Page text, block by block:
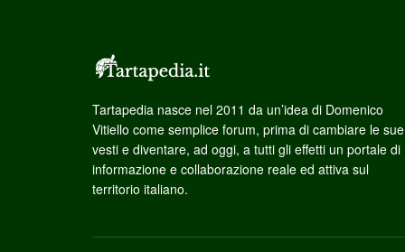
Tartapedia nasce nel 2011 da un’idea di Domenico
Vitiello come semplice forum, prima di cambiare le sue
vesti e diventare, ad oggi, a tutti gli effetti un portale di
informazione e collaborazione reale ed attiva sul
territorio italiano.